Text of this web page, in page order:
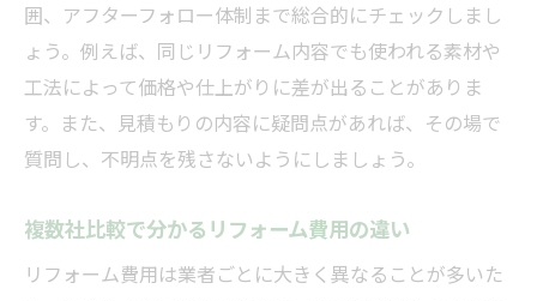
囲、アフターフォロー体制まで総合的にチェックしまし
ょう。例えば、同じリフォーム内容でも使われる素材や
工法によって価格や仕上がりに差が出ることがありま
す。また、見積もりの内容に疑問点があれば、その場で
質問し、不明点を残さないようにしましょう。
複数社比較で分かるリフォーム費用の違い
リフォーム費用は業者ごとに大きく異なることが多いた